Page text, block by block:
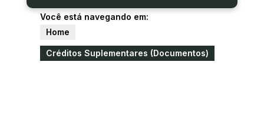
Você está navegando em:
Home
Créditos Suplementares (Documentos)